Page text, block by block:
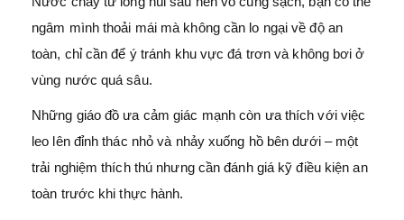
ngâm mình thoải mái mà không cần lo ngại về độ an
toàn, chỉ cần để ý tránh khu vực đá trơn và không bơi ở
vùng nước quá sâu.
Những giáo đồ ưa cảm giác mạnh còn ưa thích với việc
leo lên đỉnh thác nhỏ và nhảy xuống hồ bên dưới – một
trải nghiệm thích thú nhưng cần đánh giá kỹ điều kiện an
toàn trước khi thực hành.